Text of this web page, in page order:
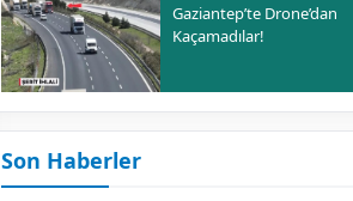
Gaziantep’te Drone’dan
Kaçamadılar!
Son Haberler